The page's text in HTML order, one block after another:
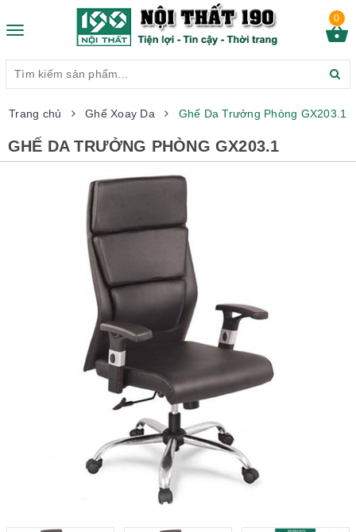
Toggle
0
Trang chủ Ghế Xoay Da Ghế Da Trưởng Phòng GX203.1
GHẾ DA TRƯỞNG PHÒNG GX203.1